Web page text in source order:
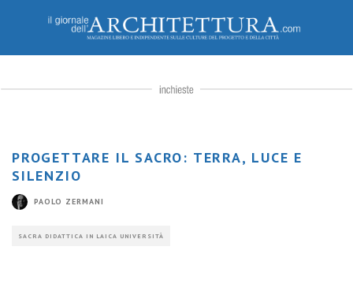
PROGETTARE IL SACRO: TERRA, LUCE E
SILENZIO
PAOLO ZERMANI
SACRA DIDATTICA IN LAICA UNIVERSITÀ